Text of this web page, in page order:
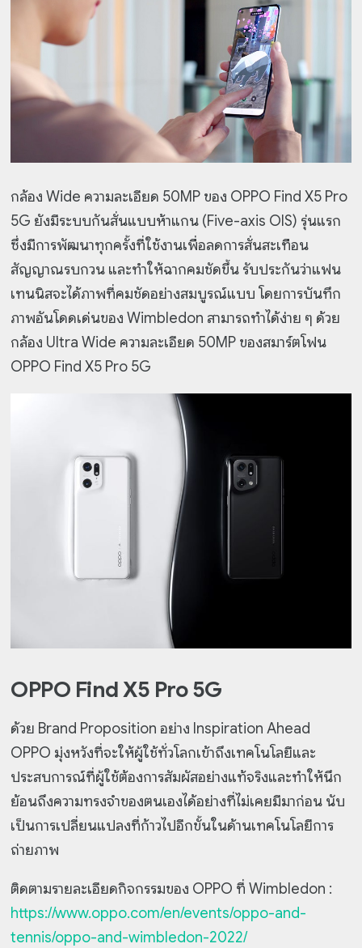
กล้อง Wide ความละเอียด 50MP ของ OPPO Find X5 Pro
5G ยังมีระบบกันสั่นแบบห้าแกน (Five-axis OIS) รุ่นแรก
ซึ่งมีการพัฒนาทุกครั้งที่ใช้งานเพื่อลดการสั่นสะเทือน
สัญญาณรบกวน และทำให้ฉากคมชัดขึ้น รับประกันว่าแฟน
เทนนิสจะได้ภาพที่คมชัดอย่างสมบูรณ์แบบ โดยการบันทึก
ภาพอันโดดเด่นของ Wimbledon สามารถทำได้ง่าย ๆ ด้วย
กล้อง Ultra Wide ความละเอียด 50MP ของสมาร์ตโฟน
OPPO Find X5 Pro 5G
OPPO Find X5 Pro 5G
ด้วย Brand Proposition อย่าง Inspiration Ahead
OPPO มุ่งหวังที่จะให้ผู้ใช้ทั่วโลกเข้าถึงเทคโนโลยีและ
ประสบการณ์ที่ผู้ใช้ต้องการสัมผัสอย่างแท้จริงและทำให้นึก
ย้อนถึงความทรงจำของตนเองได้อย่างที่ไม่เคยมีมาก่อน นับ
เป็นการเปลี่ยนแปลงที่ก้าวไปอีกขั้นในด้านเทคโนโลยีการ
ถ่ายภาพ
ติดตามรายละเอียดกิจกรรมของ OPPO ที่ Wimbledon :
https://www.oppo.com/en/events/oppo-and-
tennis/oppo-and-wimbledon-2022/